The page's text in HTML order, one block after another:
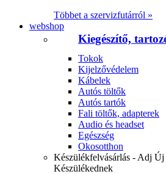
Többet a szervizfutárról »
webshop
Kiegészítő,
Tokok
Kijelzővédelem
Kábelek
Autós töltők
Autós tartók
Fali töltők, adapterek
Audio és headset
Egészség
Okosotthon
Készülékfelvásárlás - Adj Új
Készülékednek